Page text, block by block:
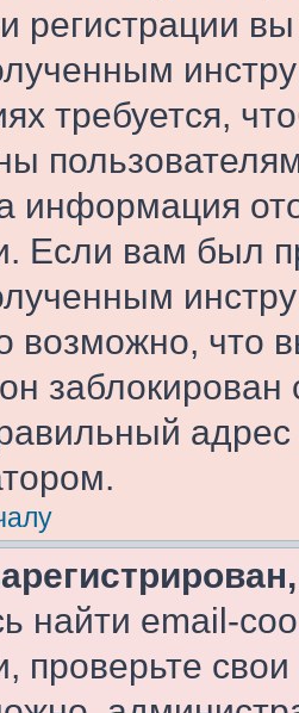
регистрации
требуется,
информация
Если вам был
возможно, что
адрес
найти email-
проверьте